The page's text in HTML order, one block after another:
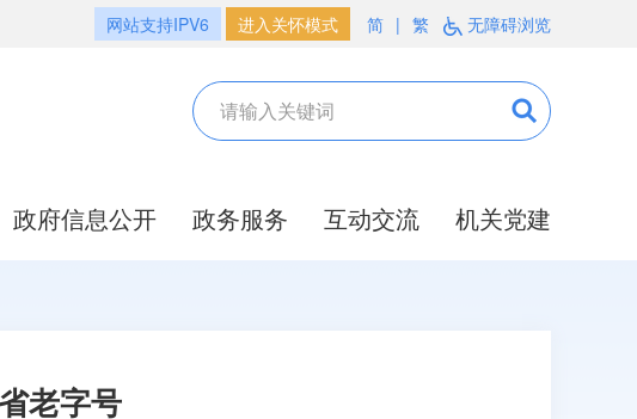
网站支持IPV6 进入关怀模式 简 | 繁 无障碍浏览
政府信息公开 政务服务 互动交流 机关党建
老字号